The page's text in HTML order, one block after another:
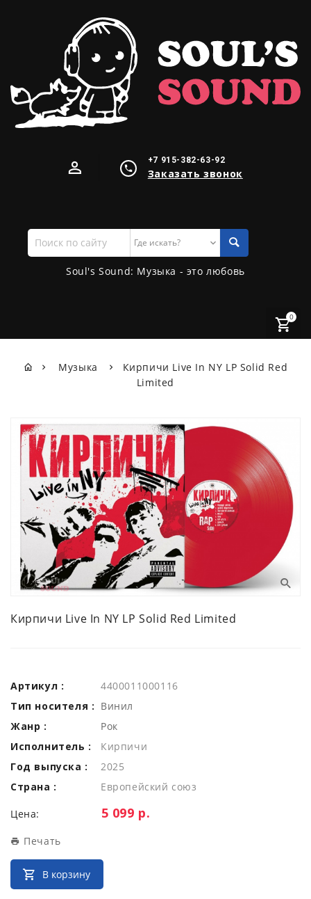
+7 915-382-63-92
Заказать звонок
Поиск
по
сайту
Soul's Sound: Музыка - это любовь
0
Музыка
Кирпичи Live In NY LP Solid Red
Limited
Кирпичи Live In NY LP Solid Red Limited
Артикул :
4400011000116
Тип носителя : Винил
Жанр :
Рок
Исполнитель :
Кирпичи
Год выпуска :
2025
Страна :
Европейский союз
Цена: Цена:
5 099 р.
Печать
В корзину